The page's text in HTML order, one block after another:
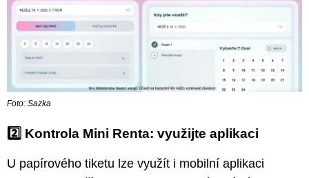
Foto: Sazka
2️⃣ Kontrola Mini Renta: využijte aplikaci
U papírového tiketu lze využít i mobilní aplikaci